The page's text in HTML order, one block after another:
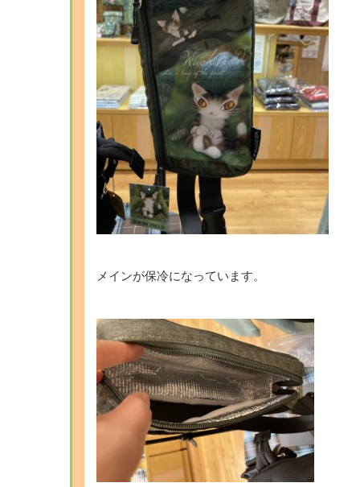
メインが保冷になっています。